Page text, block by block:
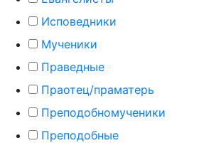
Исповедники
Мученики
Праведные
Праотец/праматерь
Преподобномученики
Преподобные